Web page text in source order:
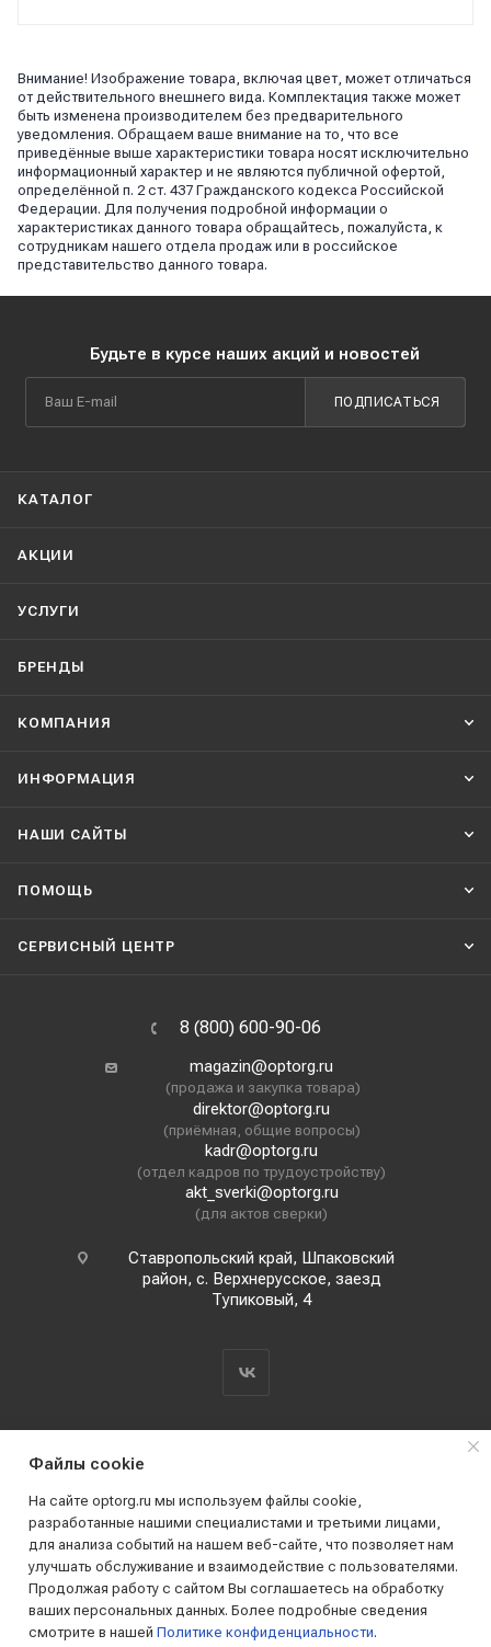
Внимание! Изображение товара, включая цвет, может отличаться
от действительного внешнего вида. Комплектация также может
быть изменена производителем без предварительного
уведомления. Обращаем ваше внимание на то, что все
приведённые выше характеристики товара носят исключительно
информационный характер и не являются публичной офертой,
определённой п. 2 ст. 437 Гражданского кодекса Российской
Федерации. Для получения подробной информации о
характеристиках данного товара обращайтесь, пожалуйста, к
сотрудникам нашего отдела продаж или в российское
представительство данного товара.
Будьте в курсе наших акций и новостей
ПОДПИСАТЬСЯ
КАТАЛОГ
АКЦИИ
УСЛУГИ
БРЕНДЫ
КОМПАНИЯ
ИНФОРМАЦИЯ
НАШИ CАЙТЫ
ПОМОЩЬ
СЕРВИСНЫЙ ЦЕНТР
8 (800) 600-90-06
magazin@optorg.ru
(продажа и закупка товара)
direktor@optorg.ru
(приёмная, общие вопросы)
kadr@optorg.ru
(отдел кадров по трудоустройству)
akt_sverki@optorg.ru
(для актов сверки)
Ставропольский край, Шпаковский
район, с. Верхнерусское, заезд
Тупиковый, 4
2019 - 2026 © АО КПК "Ставропольстройопторг"
Все права защищены
Файлы cookie
На сайте optorg.ru мы используем файлы cookie,
разработанные нашими специалистами и третьими лицами,
для анализа событий на нашем веб-сайте, что позволяет нам
улучшать обслуживание и взаимодействие с пользователями.
Продолжая работу с сайтом Вы соглашаетесь на обработку
ваших персональных данных. Более подробные сведения
смотрите в нашей Политике конфиденциальности.